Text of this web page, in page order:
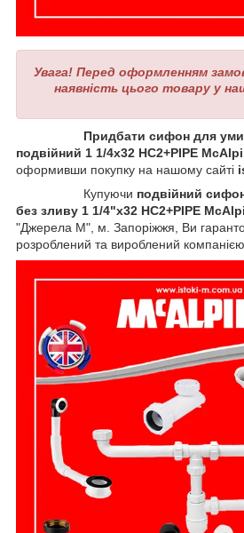
Увага! Перед оформленням
наявність цього товару у
Придбати сифон для
подвійний 1 1/4x32 HC2+PIPE
оформивши покупку на нашому сайті
Купуючи подвійний
без зливу 1 1/4"x32 HC2+PIPE
"Джерела М", м. Запоріжжя, Ви
розроблений та вироблений компанією